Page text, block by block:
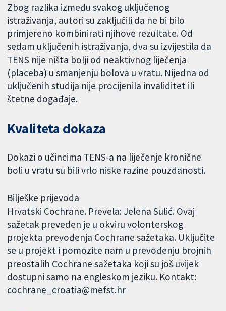
Zbog razlika između svakog uključenog
istraživanja, autori su zaključili da ne bi bilo
primjereno kombinirati njihove rezultate. Od
sedam uključenih istraživanja, dva su izvijestila da
TENS nije ništa bolji od neaktivnog liječenja
(placeba) u smanjenju bolova u vratu. Nijedna od
uključenih studija nije procijenila invaliditet ili
štetne događaje.
Kvaliteta dokaza
Dokazi o učincima TENS-a na liječenje kronične
boli u vratu su bili vrlo niske razine pouzdanosti.
Bilješke prijevoda
Hrvatski Cochrane. Prevela: Jelena Sulić. Ovaj
sažetak preveden je u okviru volonterskog
projekta prevođenja Cochrane sažetaka. Uključite
se u projekt i pomozite nam u prevođenju brojnih
preostalih Cochrane sažetaka koji su još uvijek
dostupni samo na engleskom jeziku. Kontakt:
cochrane_croatia@mefst.hr